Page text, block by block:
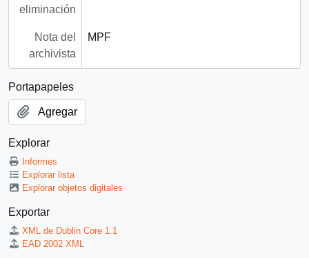
eliminación
Nota del
archivista
MPF
Portapapeles
Agregar
Explorar
Informes
Explorar lista
Explorar objetos digitales
Exportar
XML de Dublin Core 1.1
EAD 2002 XML